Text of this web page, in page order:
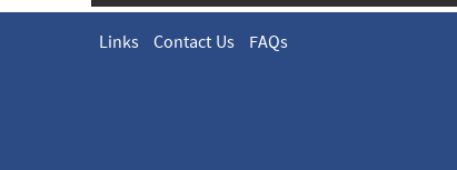
Links Contact Us FAQs